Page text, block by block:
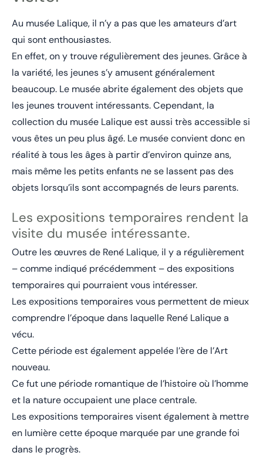
Au musée Lalique, il n’y a pas que les amateurs d’art
qui sont enthousiastes.
En effet, on y trouve régulièrement des jeunes. Grâce à
la variété, les jeunes s’y amusent généralement
beaucoup. Le musée abrite également des objets que
les jeunes trouvent intéressants. Cependant, la
collection du musée Lalique est aussi très accessible si
vous êtes un peu plus âgé. Le musée convient donc en
réalité à tous les âges à partir d’environ quinze ans,
mais même les petits enfants ne se lassent pas des
objets lorsqu’ils sont accompagnés de leurs parents.
Les expositions temporaires rendent la
visite du musée intéressante.
Outre les œuvres de René Lalique, il y a régulièrement
– comme indiqué précédemment – des expositions
temporaires qui pourraient vous intéresser.
Les expositions temporaires vous permettent de mieux
comprendre l’époque dans laquelle René Lalique a
vécu.
Cette période est également appelée l’ère de l’Art
nouveau.
Ce fut une période romantique de l’histoire où l’homme
et la nature occupaient une place centrale.
Les expositions temporaires visent également à mettre
en lumière cette époque marquée par une grande foi
dans le progrès.